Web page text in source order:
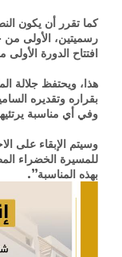
كما تقرر أن يكون
رسميتين، الأولى من
افتتاح الدورة
هذا، ويحتفظ جلالة
بقراره وتقديره
وفي أي مناسبة
وسيتم الإبقاء على
للمسيرة الخضراء
بهذه المناسبة”.